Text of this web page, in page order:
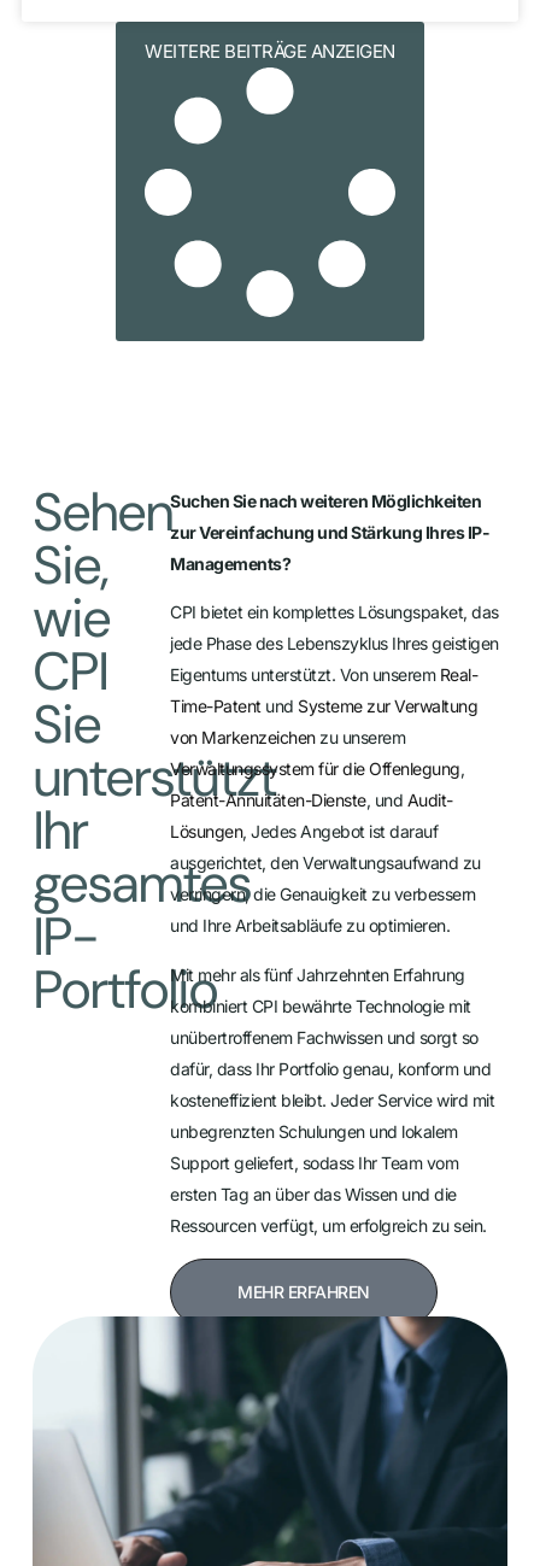
WEITERE BEITRÄGE ANZEIGEN
Sehen
Sie,
wie
CPI
Sie
unterstützt
Ihr
gesamtes
IP-
Portfolio
Suchen Sie nach weiteren Möglichkeiten
zur Vereinfachung und Stärkung Ihres IP-
Managements?
CPI bietet ein komplettes Lösungspaket, das
jede Phase des Lebenszyklus Ihres geistigen
Eigentums unterstützt. Von unserem Real-
Time-Patentund Systeme zur Verwaltung
von Markenzeichenzu unserem
Verwaltungssystem für die Offenlegung,
Patent-Annuitäten-Dienste, und Audit-
Lösungen, Jedes Angebot ist darauf
ausgerichtet, den Verwaltungsaufwand zu
verringern, die Genauigkeit zu verbessern
und Ihre Arbeitsabläufe zu optimieren.
Mit mehr als fünf Jahrzehnten Erfahrung
kombiniert CPI bewährte Technologie mit
unübertroffenem Fachwissen und sorgt so
dafür, dass Ihr Portfolio genau, konform und
kosteneffizient bleibt. Jeder Service wird mit
unbegrenzten Schulungen und lokalem
Support geliefert, sodass Ihr Team vom
ersten Tag an über das Wissen und die
Ressourcen verfügt, um erfolgreich zu sein.
MEHR ERFAHREN